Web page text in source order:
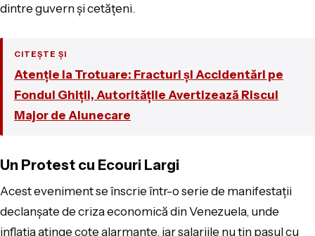
dintre guvern și cetățeni.
CITEȘTE ȘI
Atenție la Trotuare: Fracturi și Accidentări pe
Fondul Ghiții, Autoritățile Avertizează Riscul
Major de Alunecare
Un Protest cu Ecouri Largi
Acest eveniment se înscrie într-o serie de manifestații
declanșate de criza economică din Venezuela, unde
inflația atinge cote alarmante, iar salariile nu țin pasul cu